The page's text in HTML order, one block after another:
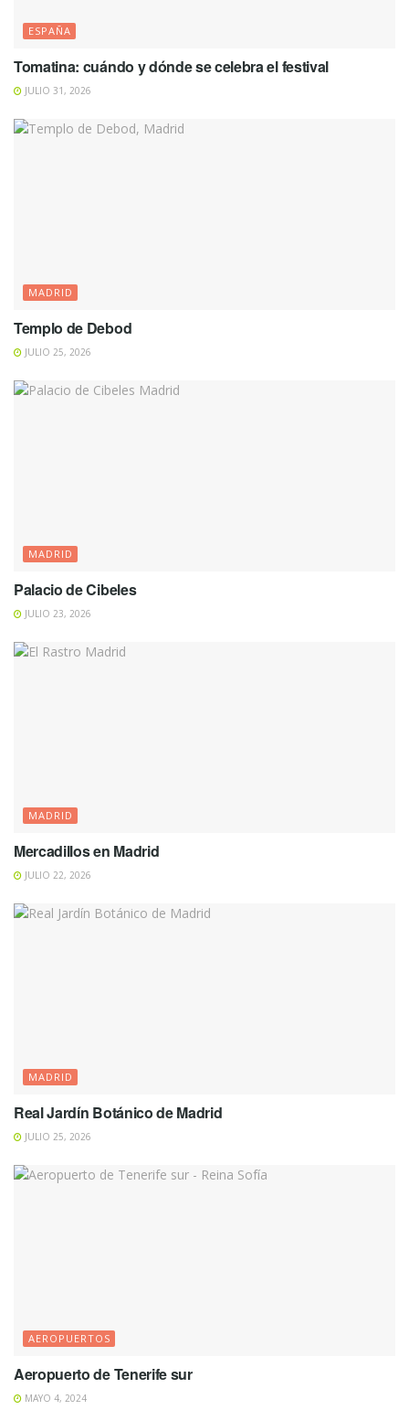
ESPAÑA
Tomatina: cuándo y dónde se celebra el festival
JULIO 31, 2026
MADRID
Templo de Debod
JULIO 25, 2026
MADRID
Palacio de Cibeles
JULIO 23, 2026
MADRID
Mercadillos en Madrid
JULIO 22, 2026
MADRID
Real Jardín Botánico de Madrid
JULIO 25, 2026
AEROPUERTOS
Aeropuerto de Tenerife sur
MAYO 4, 2024